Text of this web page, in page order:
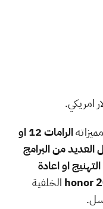
الرامات 12 او
من البرامج
او اعادة
honorالخلفية